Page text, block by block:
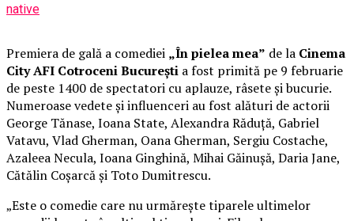
native
Premiera de gală a comediei „În pielea mea” de la Cinema
City AFI Cotroceni București a fost primită pe 9 februarie
de peste 1400 de spectatori cu aplauze, râsete și bucurie.
Numeroase vedete și influenceri au fost alături de actorii
George Tănase, Ioana State, Alexandra Răduță, Gabriel
Vatavu, Vlad Gherman, Oana Gherman, Sergiu Costache,
Azaleea Necula, Ioana Ginghină, Mihai Găinușă, Daria Jane,
Cătălin Coșarcă și Toto Dumitrescu.
„Este o comedie care nu urmărește tiparele ultimelor